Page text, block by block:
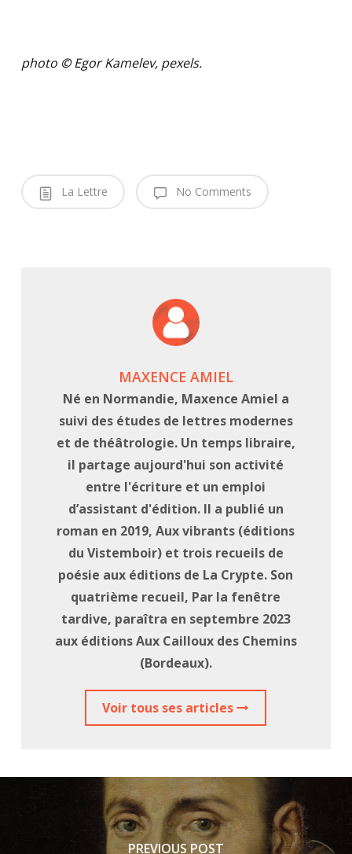
photo ©Egor Kamelev, pexels.
La Lettre No Comments
MAXENCE AMIEL
Né en Normandie, Maxence Amiel a
suivi des études de lettres modernes
et de théâtrologie. Un temps libraire,
il partage aujourd'hui son activité
entre l'écriture et un emploi
d’assistant d'édition. Il a publié un
roman en 2019, Aux vibrants (éditions
du Vistemboir) et trois recueils de
poésie aux éditions de La Crypte. Son
quatrième recueil, Par la fenêtre
tardive, paraîtra en septembre 2023
aux éditions Aux Cailloux des Chemins
(Bordeaux).
Voir tous ses articles
PREVIOUS POST